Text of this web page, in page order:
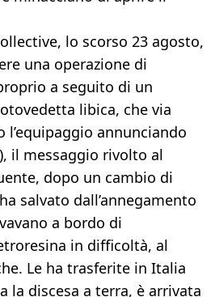
lo scorso 23 agosto,
una operazione di
a seguito di un
libica, che via
annunciando
il messaggio rivolto al
dopo un cambio di
salvato dall’annegamento
a bordo di
in difficoltà, al
Le ha trasferite in Italia
la discesa a terra, è arrivata